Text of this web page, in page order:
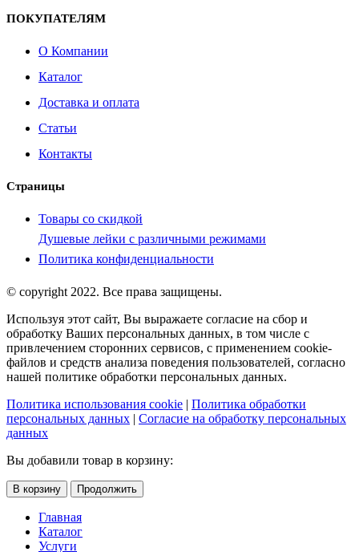
ПОКУПАТЕЛЯМ
О Компании
Каталог
Доставка и оплата
Статьи
Контакты
Страницы
Товары со скидкой
Душевые лейки с различными режимами
Политика конфиденциальности
© copyright 2022. Все права защищены.
Используя этот сайт, Вы выражаете согласие на сбор и
обработку Ваших персональных данных, в том числе с
привлечением сторонних сервисов, с применением cookie-
файлов и средств анализа поведения пользователей, согласно
нашей политике обработки персональных данных.
Политика использования cookie | Политика обработки
персональных данных | Согласие на обработку персональных
данных
Вы добавили товар в корзину:
В корзину Продолжить
Главная
Каталог
Услуги